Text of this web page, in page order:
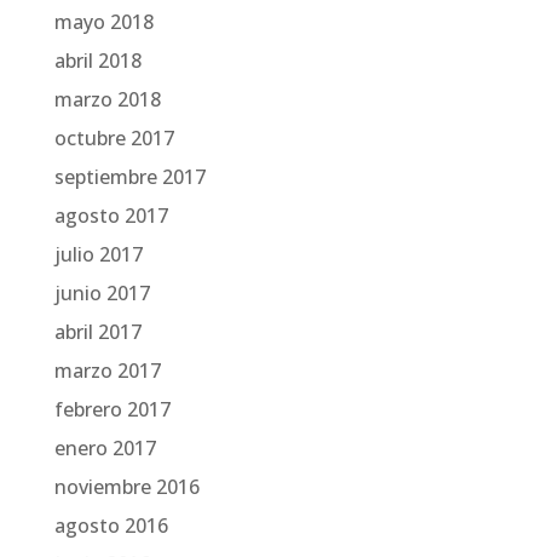
mayo 2018
abril 2018
marzo 2018
octubre 2017
septiembre 2017
agosto 2017
julio 2017
junio 2017
abril 2017
marzo 2017
febrero 2017
enero 2017
noviembre 2016
agosto 2016